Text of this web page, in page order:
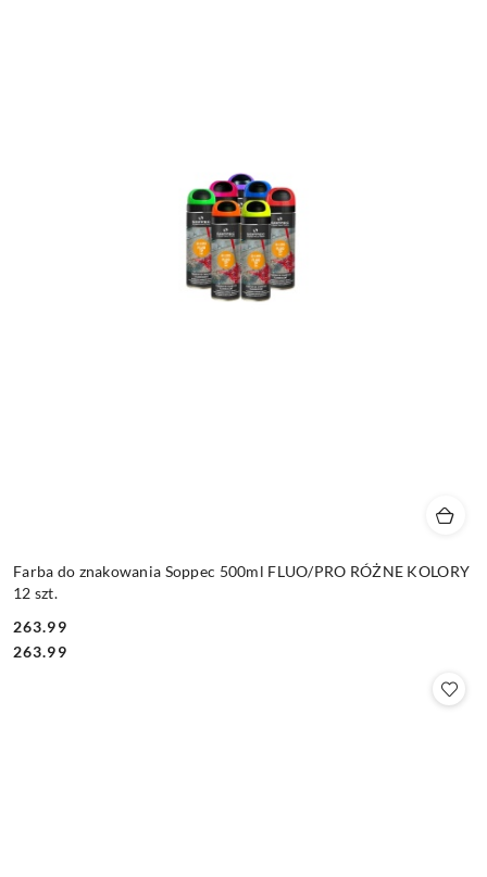
Farba do znakowania Soppec 500ml FLUO/PRO RÓŻNE KOLORY
12 szt.
Cena:
263.99
Cena:
263.99